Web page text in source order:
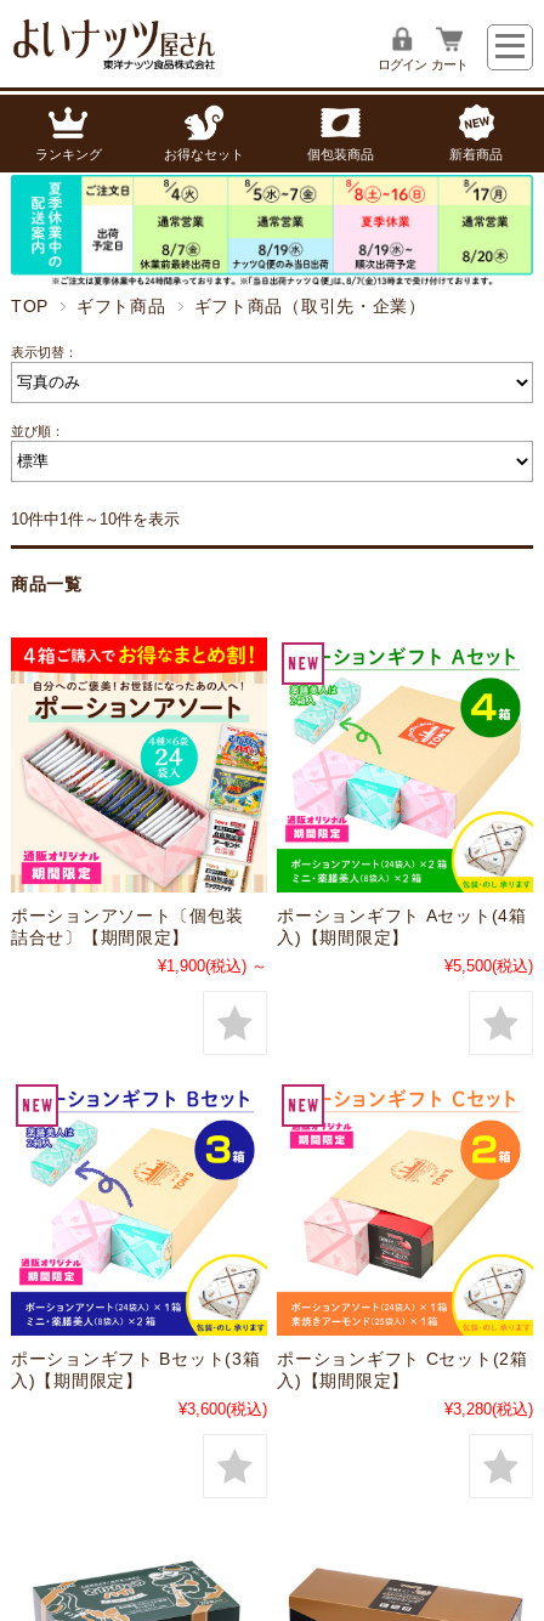
ログイン カート
ランキング お得なセット 個包装商品 新着商品
TOP ギフト商品 ギフト商品（取引先・企業）
表示切替：
並び順：
10件中1件～10件を表示
商品一覧
ポーションアソート〔個包装
詰合せ〕【期間限定】
¥1,900(税込) ～
ポーションギフト Aセット(4箱
入)【期間限定】
¥5,500(税込)
ポーションギフト Bセット(3箱
入)【期間限定】
¥3,600(税込)
ポーションギフト Cセット(2箱
入)【期間限定】
¥3,280(税込)